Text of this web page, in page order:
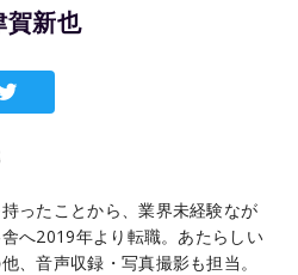
賀新也
ったことから、業界未経験なが
へ2019年より転職。あたらしい
、音声収録・写真撮影も担当。